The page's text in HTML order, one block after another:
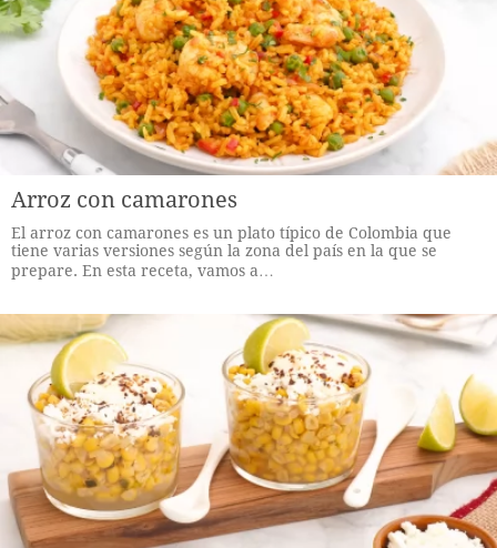
Arroz con camarones
El arroz con camarones es un plato típico de Colombia que
tiene varias versiones según la zona del país en la que se
prepare. En esta receta, vamos a…